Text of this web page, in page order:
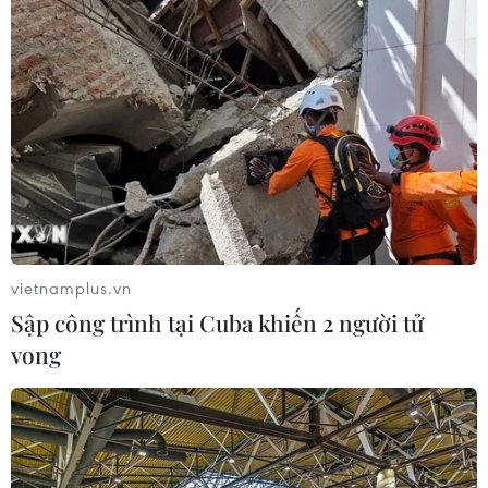
06/08/2026 10:23
Mưa lớn kéo dài gây nhiều thiệt hại
về nhà ở, giao thông tại tỉnh Sơn La
06/08/2026 09:48
Bất cập việc ngừng giao khoán quản
lý, bảo vệ rừng ở Nam Cát Tiên
06/08/2026 09:45
Bão Dolphin hướng vào miền Đông
Trung Quốc, cảnh báo mưa lớn trên
diện rộng
06/08/2026 08:36
vietnamplus.vn
Sập công trình tại Cuba khiến 2 người tử
vong